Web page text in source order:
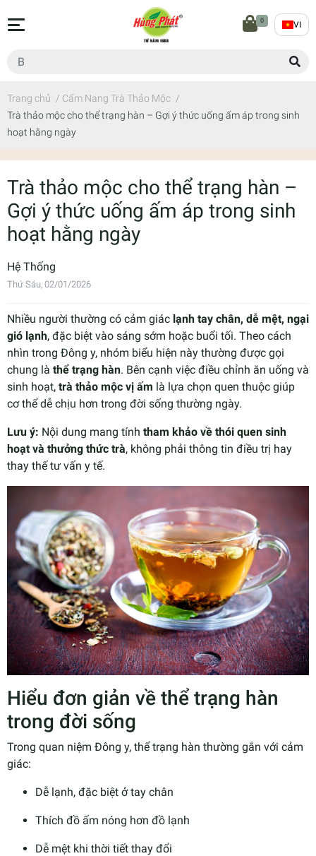
0 VI
Trang chủ / Cẩm Nang Trà Thảo Mộc /
Trà thảo mộc cho thể trạng hàn – Gợi ý thức uống ấm áp trong sinh
hoạt hằng ngày
Trà thảo mộc cho thể trạng hàn –
Gợi ý thức uống ấm áp trong sinh
hoạt hằng ngày
Hệ Thống
Thứ Sáu, 02/01/2026
Nhiều người thường có cảm giác lạnh tay chân, dễ mệt, ngại
gió lạnh, đặc biệt vào sáng sớm hoặc buổi tối. Theo cách
nhìn trong Đông y, nhóm biểu hiện này thường được gọi
chung là thể trạng hàn. Bên cạnh việc điều chỉnh ăn uống và
sinh hoạt, trà thảo mộc vị ấm là lựa chọn quen thuộc giúp
cơ thể dễ chịu hơn trong đời sống thường ngày.
Lưu ý: Nội dung mang tính tham khảo về thói quen sinh
hoạt và thưởng thức trà, không phải thông tin điều trị hay
thay thế tư vấn y tế.
Hiểu đơn giản về thể trạng hàn
trong đời sống
Trong quan niệm Đông y, thể trạng hàn thường gắn với cảm
giác:
Dễ lạnh, đặc biệt ở tay chân
Thích đồ ấm nóng hơn đồ lạnh
Dễ mệt khi thời tiết thay đổi